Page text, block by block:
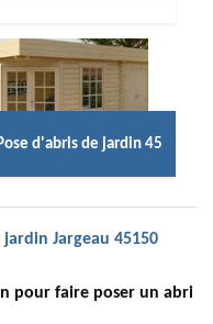
d'abris de jardin 45
Jargeau 45150
pour faire poser un abri